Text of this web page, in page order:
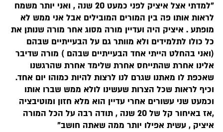
"
למדתי אצל איציק לפני כמעט 20 שנה , ואני יותר משמח
לראות אותו פה בין המורים המובילים אבל אני ממש לא
מופתע . איציק היה ועדיין מורה מסוג אחר מורה שנותן את
כל כולו לתלמידים ולא מוותר גם על הבעייתיים שבהם
(ואני בהחלט הייתי אחד הבעייתיים שבהם ) מורה שדיבר
אלינו אחרת שהתייחס אחרת שלימד אחרת שהרגשנו
שאכפת לו מאתנו שגרם לנו לרצות להיות כמוהו יום אחד.
וכיף לראות שכל הצרות שעשינו לולא ממש שברו אותו
וכמעט שני עשורים אחרי עדיין הוא מלא חזון ומוטיבציה
,
אז באיחור קל של 20 שנה , תודה רבה על הכל המורה
איציק , עשית אפילו יותר ממה שאתה חושב"